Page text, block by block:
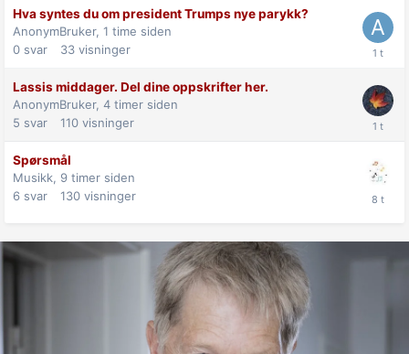
Hva syntes du om president Trumps nye parykk?
AnonymBruker, 1 time siden
0 svar 33 visninger
Lassis middager. Del dine oppskrifter her.
AnonymBruker, 4 timer siden
5 svar 110 visninger
Spørsmål
Musikk, 9 timer siden
6 svar 130 visninger